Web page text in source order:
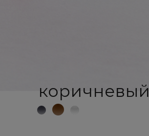
коричневый